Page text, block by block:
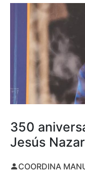
350
Jesús
COORDINA